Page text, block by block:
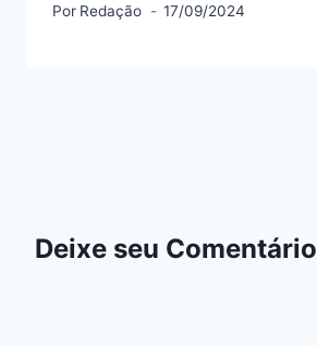
Por Redação 17/09/2024
Deixe seu Comentário